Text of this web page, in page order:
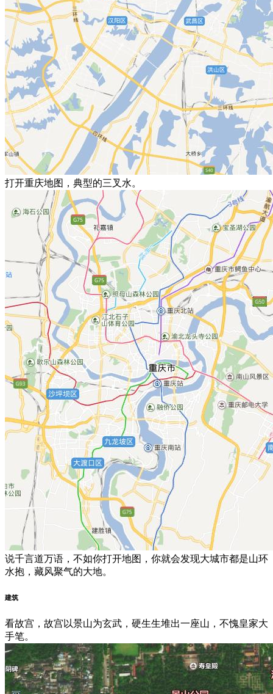
打开重庆地图，典型的三叉水。
说千言道万语，不如你打开地图，你就会发现大城市都是山环
水抱，藏风聚气的大地。
建筑
看故宫，故宫以景山为玄武，硬生生堆出一座山，不愧皇家大
手笔。